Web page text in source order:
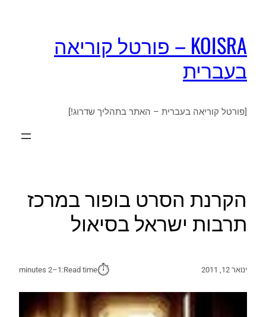
KOISRA – פורטל קוריאה
בעברית
[פורטל קוריאה בעברית – האתר בתהליך שדרוג!]
הקרנת הסרט בופור במרכז
תרבות ישראל בסיאול
ינואר 12, 2011 ⏱︎
Read time:
1–2 minutes